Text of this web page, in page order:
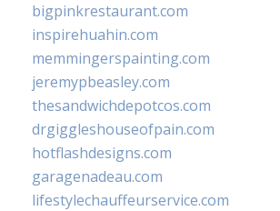
bigpinkrestaurant.com
inspirehuahin.com
memmingerspainting.com
jeremypbeasley.com
thesandwichdepotcos.com
drgiggleshouseofpain.com
hotflashdesigns.com
garagenadeau.com
lifestylechauffeurservice.com